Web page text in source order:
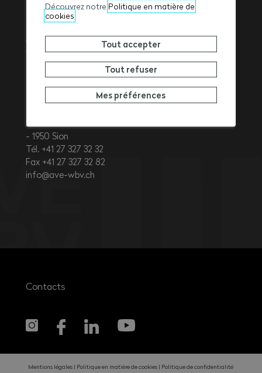
Association
Valaisanne des
Entrepreneurs
Rue de l’Avenir 11
1950 Sion
Tél. +41 27 327 32 32
Fax +41 27 327 32 82
info@ave-wbv.ch
Contacts
Mentions légales Politique en matière de cookies Politique de confidentialité
Découvrez notre Politique en matière de
cookies
Tout accepter
Tout refuser
Mes préférences